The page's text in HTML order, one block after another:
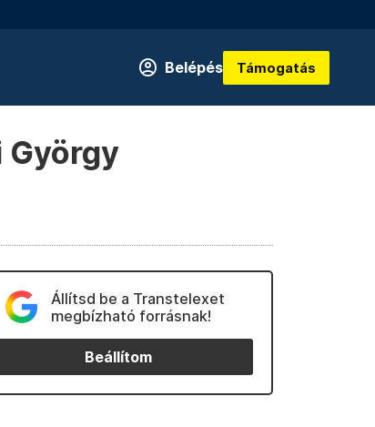
Belépés Támogatás
György
Állítsd be a Transtelexet
megbízható forrásnak!
Beállítom